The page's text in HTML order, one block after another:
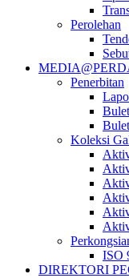
Perolehan
Penerbitan
Koleksi
ISO
DIREKTORI